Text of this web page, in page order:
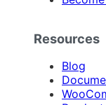
Resources
Blog